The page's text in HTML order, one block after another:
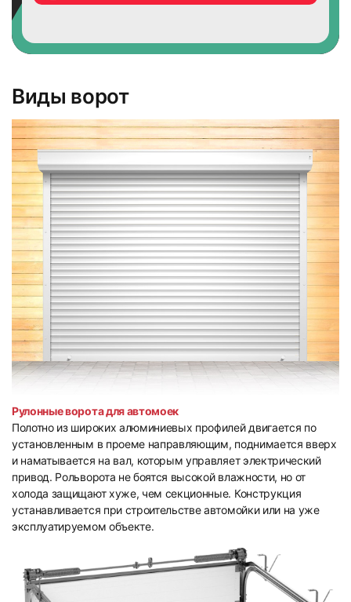
Виды ворот
Рулонные ворота для автомоек
Полотно из широких алюминиевых профилей двигается по
установленным в проеме направляющим, поднимается вверх
и наматывается на вал, которым управляет электрический
привод. Рольворота не боятся высокой влажности, но от
холода защищают хуже, чем секционные. Конструкция
устанавливается при строительстве автомойки или на уже
эксплуатируемом объекте.